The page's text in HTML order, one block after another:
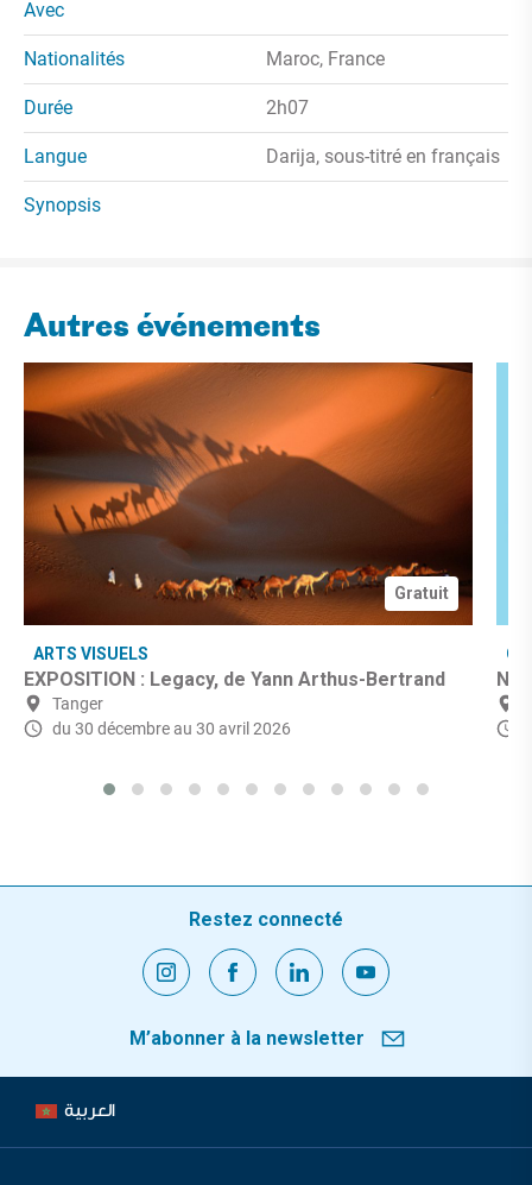
Avec
Nationalités Maroc, France
Durée 2h07
Langue Darija, sous-titré en français
Synopsis
Autres événements
Gratuit
ARTS VISUELS
EXPOSITION : Legacy, de Yann Arthus-Bertrand
Tanger
du 30 décembreau 30 avril 2026
Restez connecté
M’abonner à la newsletter
العربية